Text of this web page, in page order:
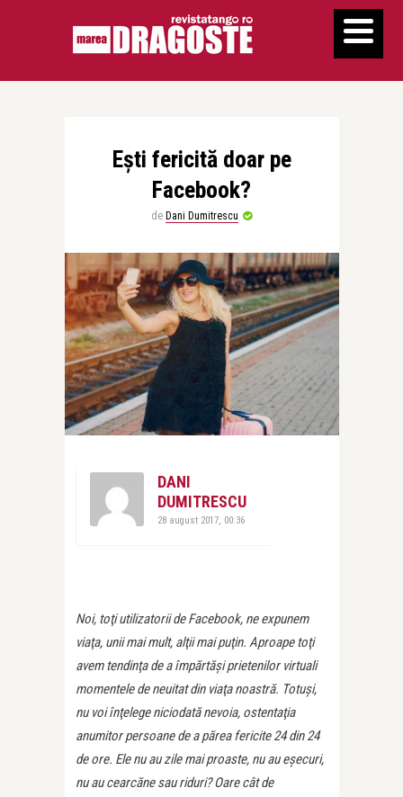
Ești fericită doar pe
Facebook?
de Dani Dumitrescu
DANI
DUMITRESCU
28 august 2017, 00:36
Noi, toţi utilizatorii de Facebook, ne expunem
viaţa, unii mai mult, alţii mai puţin. Aproape toţi
avem tendinţa de a împărtăşi prietenilor virtuali
momentele de neuitat din viaţa noastră. Totuşi,
nu voi înţelege niciodată nevoia, ostentaţia
anumitor persoane de a părea fericite 24 din 24
de ore. Ele nu au zile mai proaste, nu au eşecuri,
nu au cearcăne sau riduri? Oare cât de